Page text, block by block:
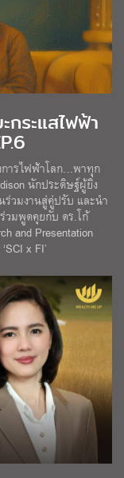
ระแสไฟฟ้า
การไฟฟ้าโลก…พาทุก
นักประดิษฐ์ผู้ยิ่ง
ร่วมงานสู่คู่ปรับ และนำ
วมพูดคุยกับ ดร.โก้
and Presentation
x FI’